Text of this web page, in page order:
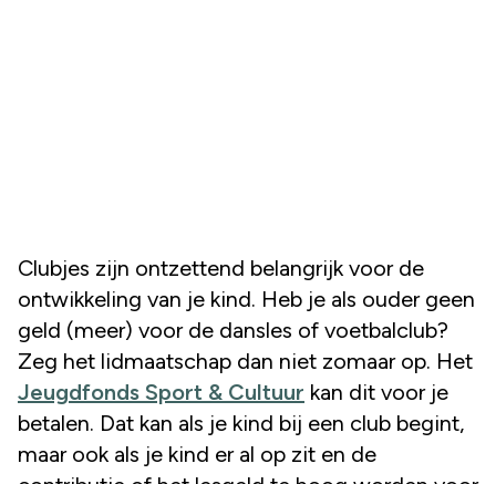
Clubjes zijn ontzettend belangrijk voor de
ontwikkeling van je kind. Heb je als ouder geen
geld (meer) voor de dansles of voetbalclub?
Zeg het lidmaatschap dan niet zomaar op. Het
Jeugdfonds Sport & Cultuur kan dit voor je
betalen. Dat kan als je kind bij een club begint,
maar ook als je kind er al op zit en de